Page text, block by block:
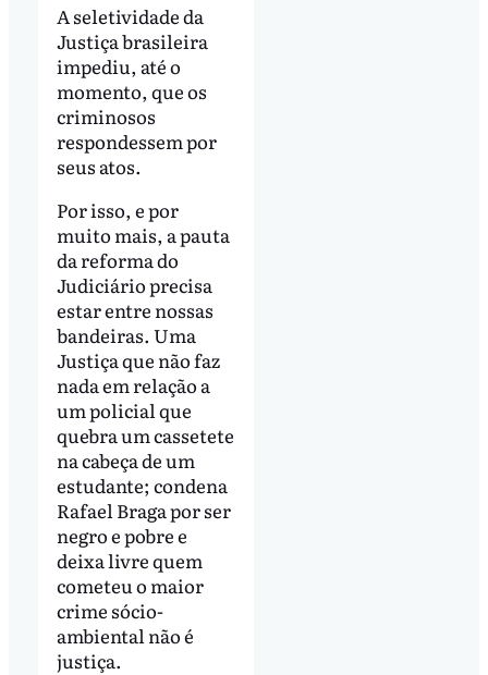
A seletividade da
Justiça brasileira
impediu, até o
momento, que os
criminosos
respondessem por
seus atos.
Por isso, e por
muito mais, a pauta
da reforma do
Judiciário precisa
estar entre nossas
bandeiras. Uma
Justiça que não faz
nada em relação a
um policial que
quebra um cassetete
na cabeça de um
estudante; condena
Rafael Braga por ser
negro e pobre e
deixa livre quem
cometeu o maior
crime sócio-
ambiental não é
justiça.